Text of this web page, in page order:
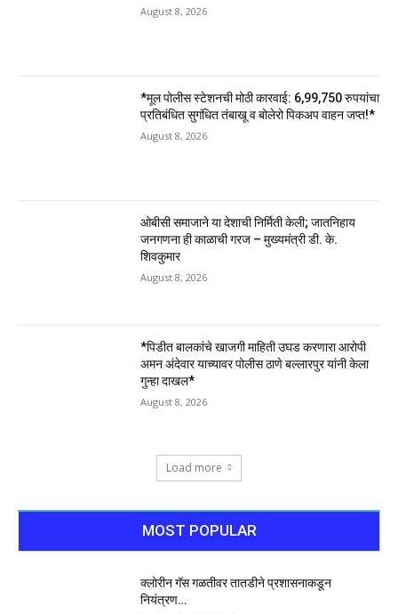
August 8, 2026
*मूल पोलीस स्टेशनची मोठी कारवाई: ₹6,99,750 रुपयांचा
प्रतिबंधित सुगंधित तंबाखू व बोलेरो पिकअप वाहन जप्त!*
August 8, 2026
ओबीसी समाजाने या देशाची निर्मिती केली; जातनिहाय
जनगणना ही काळाची गरज – मुख्यमंत्री डी. के.
शिवकुमार
August 8, 2026
*पिडीत बालकांचे खाजगी माहिती उघड करणारा आरोपी
अमन अंदेवार याच्यावर पोलीस ठाणे बल्लारपुर यांनी केला
गुन्हा दाखल*
August 8, 2026
Load more
MOST POPULAR
क्लोरीन गॅस गळतीवर तातडीने प्रशासनाकडून
नियंत्रण…